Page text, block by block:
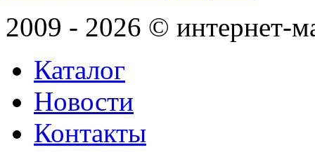
2009 - 2026 © интернет-
Каталог
Новости
Контакты